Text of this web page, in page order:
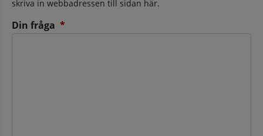
skriva in webbadressen till sidan här.
Din fråga *